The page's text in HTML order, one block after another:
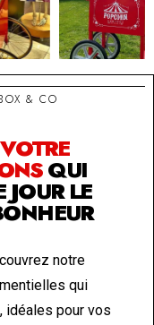
& CO
QUI
LE
notre
qui
idéales pour vos